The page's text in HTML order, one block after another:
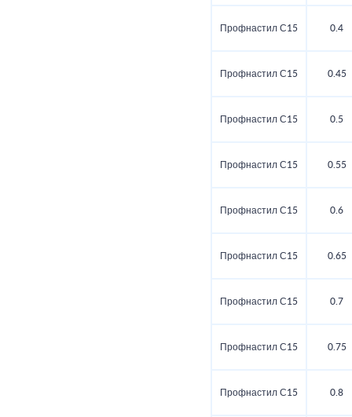
Профнастил С15 0.4
Профнастил С15 0.45
Профнастил С15 0.5
Профнастил С15 0.55
Профнастил С15 0.6
Профнастил С15 0.65
Профнастил С15 0.7
Профнастил С15 0.75
Профнастил С15 0.8